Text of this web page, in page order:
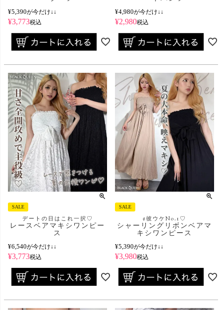
¥5,390が今だけ↓↓
¥3,773税込
¥4,980が今だけ↓↓
¥2,980税込
SALE
デートの日はこれ一択♡
レースベアマキシワンピー
ス
¥6,540が今だけ↓↓
¥3,773税込
SALE
#彼ウケNo.1♡
シャーリングリボンベアマ
キシワンピース
¥5,390が今だけ↓↓
¥3,980税込